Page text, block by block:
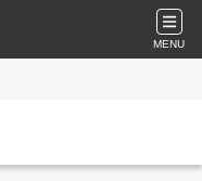
MENU